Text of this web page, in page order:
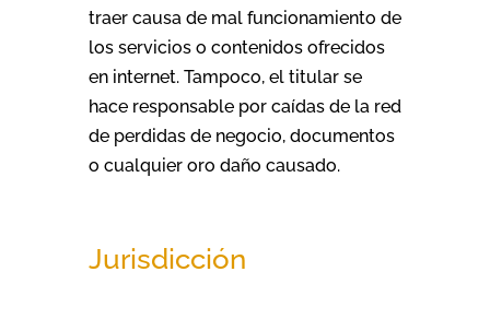
traer causa de mal funcionamiento de
los servicios o contenidos ofrecidos
en internet. Tampoco, el titular se
hace responsable por caídas de la red
de perdidas de negocio, documentos
o cualquier oro daño causado.
Jurisdicción